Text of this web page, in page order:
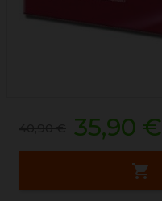
35,90 €
